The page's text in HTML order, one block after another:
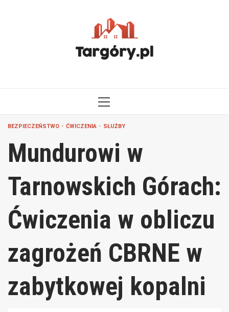
MENU
BEZPIECZEŃSTWO ĆWICZENIA SŁUŻBY
Mundurowi w
Tarnowskich Górach:
Ćwiczenia w obliczu
zagrożeń CBRNE w
zabytkowej kopalni